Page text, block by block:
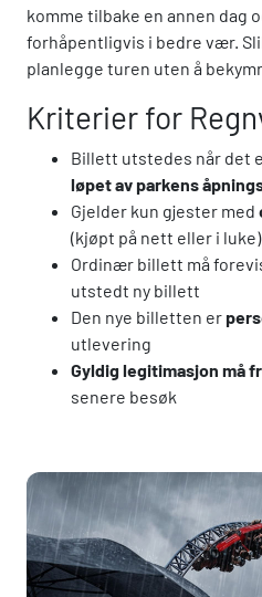
komme tilbake en annen dag
forhåpentligvis i bedre vær.
planlegge turen uten å
Kriterier for
Billett utstedes når det
løpet av parkens
Gjelder kun gjester med
(kjøpt på nett eller i luke)
Ordinær billett må
utstedt ny billett
Den nye billetten er
utlevering
Gyldig legitimasjon må
senere besøk